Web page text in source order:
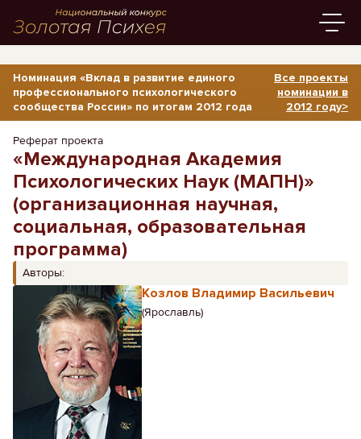
Номинация «Вклад в развитие единого
профессионального психологического
сообщества России» по итогам 2012 года
Все проекты
номинации в
2012 году>
Реферат проекта
«Международная Академия
Психологических Наук (МАПН)»
(организационная научная,
социальная, образовательная
программа)
Авторы:
Козлов Владимир Васильевич
(Ярославль)